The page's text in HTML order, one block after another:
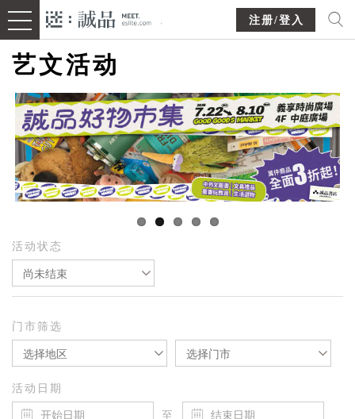
注册/登入
艺文活动
活动状态
尚未结束
门市筛选
选择地区 选择门市
活动日期
至